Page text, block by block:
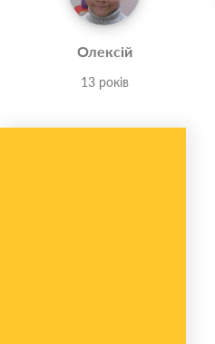
Олексій
13 років